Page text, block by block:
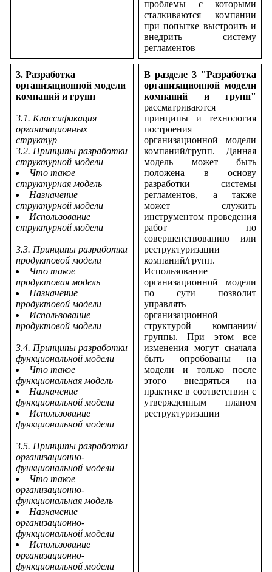
проблемы с которыми
сталкиваются компании
при попытке выстроить и
внедрить систему
регламентов
3. Разработка
организационной модели
компаний и групп
3.1. Классификация
организационных
структур
3.2. Принципы разработки
структурной модели
Что такое
структурная модель
Назначение
структурной модели
Использование
структурной модели
3.3. Принципы разработки
продуктовой модели
Что такое
продуктовая модель
Назначение
продуктовой модели
Использование
продуктовой модели
3.4. Принципы разработки
функциональной модели
Что такое
функциональная модель
Назначение
функциональной модели
Использование
функциональной модели
3.5. Принципы разработки
организационно-
функциональной модели
Что такое
организационно-
функциональная модель
Назначение
организационно-
функциональной модели
Использование
организационно-
функциональной модели
В разделе 3 "Разработка
организационной модели
компаний и групп"
рассматриваются
принципы и технология
построения
организационной модели
компаний/групп. Данная
модель может быть
положена в основу
разработки системы
регламентов, а также
может служить
инструментом проведения
работ по
совершенствованию или
реструктуризации
компаний/групп.
Использование
организационной модели
по сути позволит
управлять
организационной
структурой компании/
группы. При этом все
изменения могут сначала
быть опробованы на
модели и только после
этого внедряться на
практике в соответствии с
утвержденным планом
реструктуризации